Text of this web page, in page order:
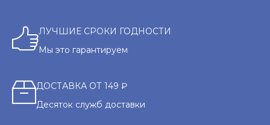
ЛУЧШИЕ СРОКИ ГОДНОСТИ
Мы это гарантируем
ДОСТАВКА ОТ 149 ₽
Десяток служб доставки